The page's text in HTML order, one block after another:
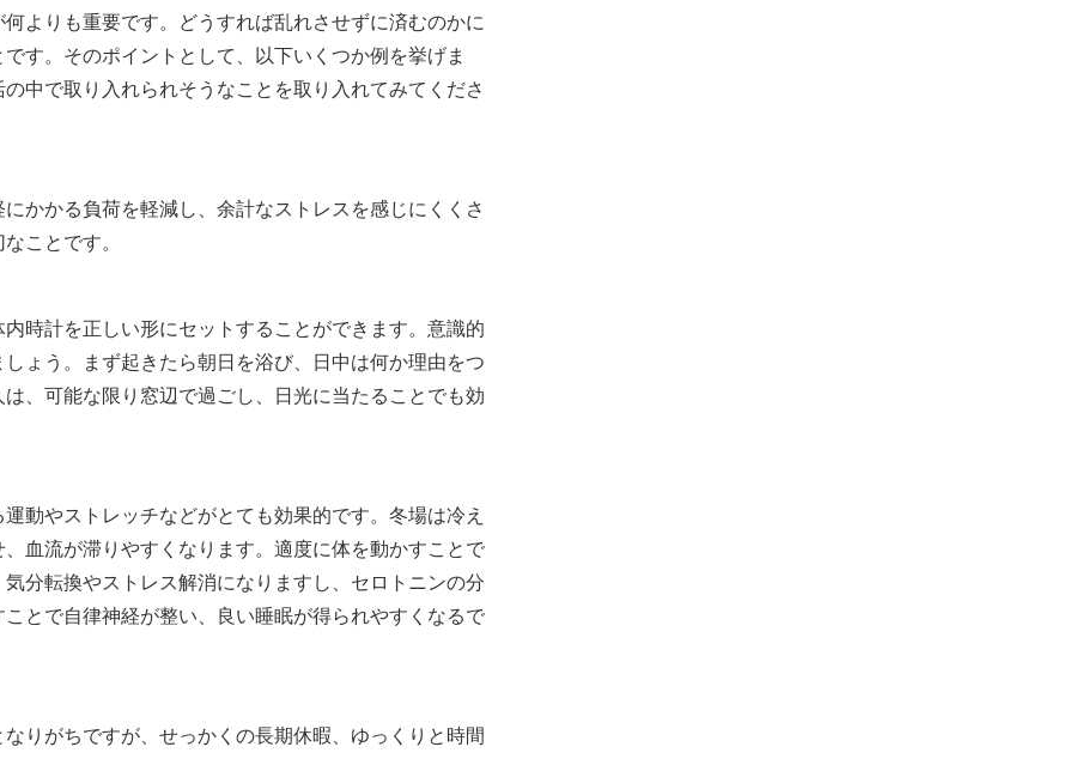
よりも重要です。どうすれば乱れさせずに済むのかに
す。そのポイントとして、以下いくつか例を挙げま
中で取り入れられそうなことを取り入れてみてくださ
かかる負荷を軽減し、余計なストレスを感じにくくさ
ことです。
時計を正しい形にセットすることができます。意識的
ょう。まず起きたら朝日を浴び、日中は何か理由をつ
、可能な限り窓辺で過ごし、日光に当たることでも効
動やストレッチなどがとても効果的です。冬場は冷え
血流が滞りやすくなります。適度に体を動かすことで
分転換やストレス解消になりますし、セロトニンの分
とで自律神経が整い、良い睡眠が得られやすくなるで
りがちですが、せっかくの長期休暇、ゆっくりと時間